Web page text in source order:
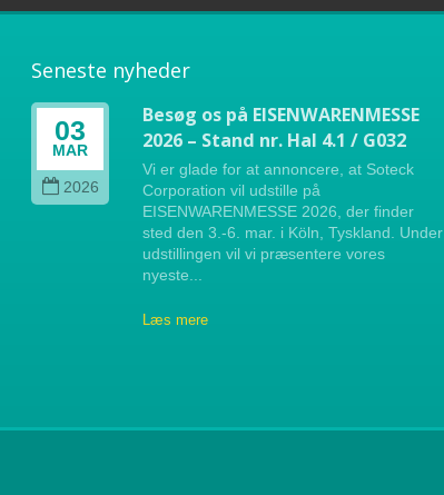
Seneste nyheder
03
MAR
2026
Besøg os på EISENWARENMESSE
2026 – Stand nr. Hal 4.1 / G032
Vi er glade for at annoncere, at Soteck
Corporation vil udstille på
EISENWARENMESSE 2026, der finder
sted den 3.-6. mar. i Köln, Tyskland. Under
udstillingen vil vi præsentere vores
nyeste...
Læs mere